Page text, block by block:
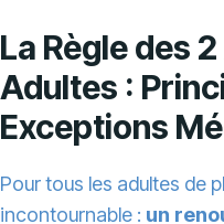
La Règle des
Adultes :
Exceptions
Pour tous les adultes de
incontournable : un